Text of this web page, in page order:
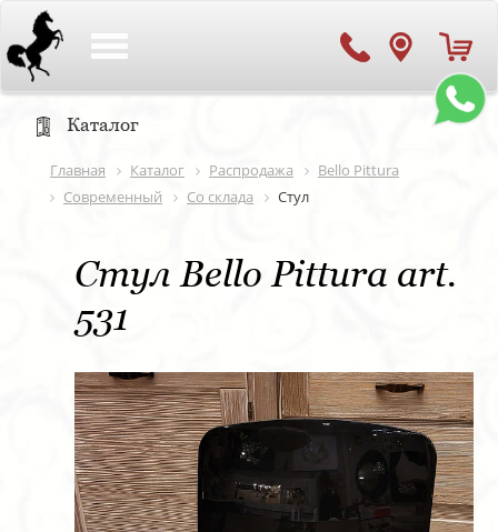
Каталог
Главная Каталог Распродажа
Bello Pittura
Современный
Со склада Стул
Стул Bello Pittura art.
531